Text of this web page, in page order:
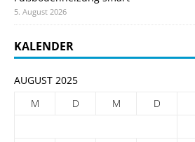
5. August 2026
KALENDER
AUGUST 2025
M
D M D